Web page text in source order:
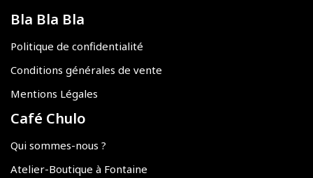
Bla Bla Bla
Politique de confidentialité
Conditions générales de vente
Mentions Légales
Café Chulo
Qui sommes-nous ?
Atelier-Boutique à Fontaine